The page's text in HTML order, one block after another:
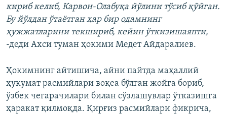
кириб келиб, Карвон-Олабуқа йўлини тўсиб қўйган.
Бу йўлдан ўтаётган ҳар бир одамнинг
ҳужжатларини текшириб, кейин ўткизишаяпти,
-деди Ахси туман ҳокими Медет Айдаралиев.
Ҳокимнинг айтишича, айни пайтда маҳаллий
ҳукумат расмийлари воқеа бўлган жойга бориб,
ўзбек чегарачилари билан сўзлашувлар ўтказишга
ҳаракат қилмоқда. Қирғиз расмийлари фикрича,